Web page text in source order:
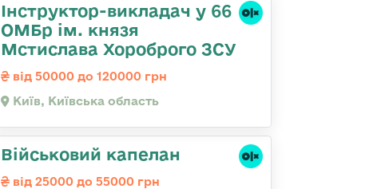
Інструктор-викладач у 66
ОМБр ім. князя
Мстислава Хороброго ЗСУ
від 50000 до 120000 грн
Київ, Київська область
Військовий капелан
від 25000 до 55000 грн